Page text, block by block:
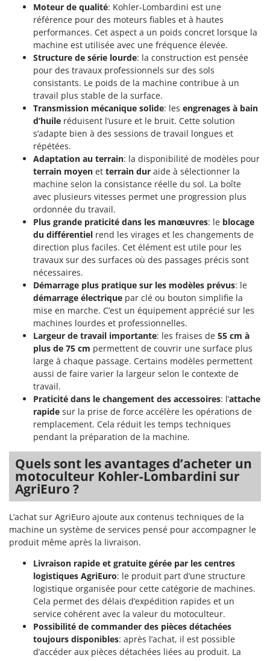
Moteur de qualité: Kohler-Lombardini est une
référence pour des moteurs fiables et à hautes
performances. Cet aspect a un poids concret lorsque la
machine est utilisée avec une fréquence élevée.
Structure de série lourde: la construction est pensée
pour des travaux professionnels sur des sols
consistants. Le poids de la machine contribue à un
travail plus stable de la surface.
Transmission mécanique solide: les engrenages à bain
d’huile réduisent l’usure et le bruit. Cette solution
s’adapte bien à des sessions de travail longues et
répétées.
Adaptation au terrain: la disponibilité de modèles pour
terrain moyen et terrain dur aide à sélectionner la
machine selon la consistance réelle du sol. La boîte
avec plusieurs vitesses permet une progression plus
ordonnée du travail.
Plus grande praticité dans les manœuvres: le blocage
du différentiel rend les virages et les changements de
direction plus faciles. Cet élément est utile pour les
travaux sur des surfaces où des passages précis sont
nécessaires.
Démarrage plus pratique sur les modèles prévus: le
démarrage électrique par clé ou bouton simplifie la
mise en marche. C’est un équipement apprécié sur les
machines lourdes et professionnelles.
Largeur de travail importante: les fraises de 55 cm à
plus de 75 cm permettent de couvrir une surface plus
large à chaque passage. Certains modèles permettent
aussi de faire varier la largeur selon le contexte de
travail.
Praticité dans le changement des accessoires: l’attache
rapide sur la prise de force accélère les opérations de
remplacement. Cela réduit les temps techniques
pendant la préparation de la machine.
Quels sont les avantages d’acheter un
motoculteur Kohler-Lombardini sur
AgriEuro ?
L’achat sur AgriEuro ajoute aux contenus techniques de la
machine un système de services pensé pour accompagner le
produit même après la livraison.
Livraison rapide et gratuite gérée par les centres
logistiques AgriEuro: le produit part d’une structure
logistique organisée pour cette catégorie de machines.
Cela permet des délais d’expédition rapides et un
service cohérent avec la valeur du motoculteur.
Possibilité de commander des pièces détachées
toujours disponibles: après l’achat, il est possible
d’accéder aux pièces détachées liées au produit. La